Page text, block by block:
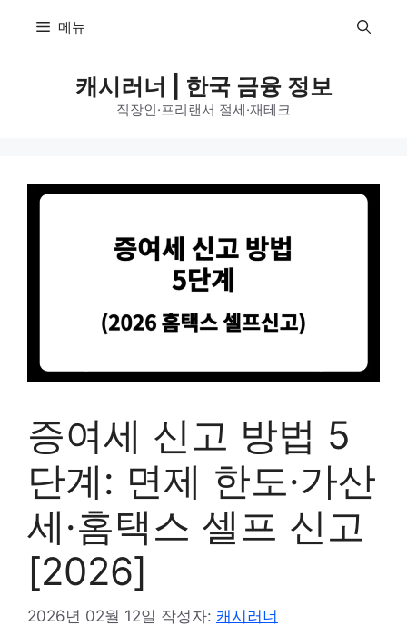
메뉴
캐시러너 | 한국 금융 정보
직장인·프리랜서 절세·재테크
증여세 신고 방법 5
단계: 면제 한도·가산
세·홈택스 셀프 신고
[2026]
2026년 02월 12일 작성자: 캐시러너